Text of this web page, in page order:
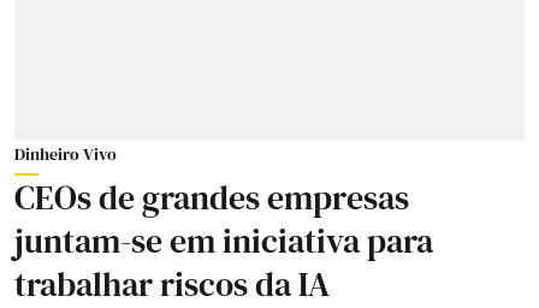
Dinheiro Vivo
CEOs de grandes empresas
juntam-se em iniciativa para
trabalhar riscos da IA